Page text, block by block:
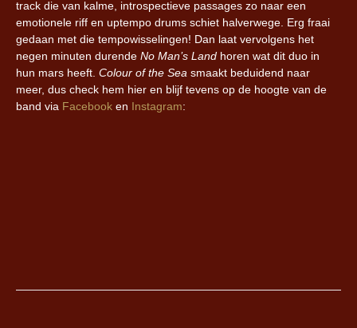
track die van kalme, introspectieve passages zo naar een
emotionele riff en uptempo drums schiet halverwege. Erg fraai
gedaan met die tempowisselingen! Dan laat vervolgens het
negen minuten durende No Man’s Land horen wat dit duo in
hun mars heeft. Colour of the Sea smaakt beduidend naar
meer, dus check hem hier en blijf tevens op de hoogte van de
band via Facebook en Instagram: